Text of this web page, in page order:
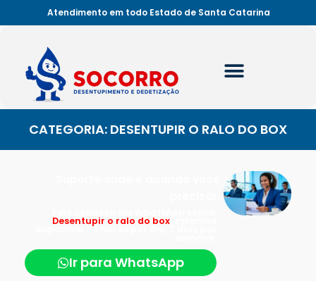
Atendimento em todo Estado de Santa Catarina
CATEGORIA: DESENTUPIR O RALO DO BOX
Desentupir o ralo do box
disponível 24 horas por dia, 7 dias por
Ir para WhatsApp